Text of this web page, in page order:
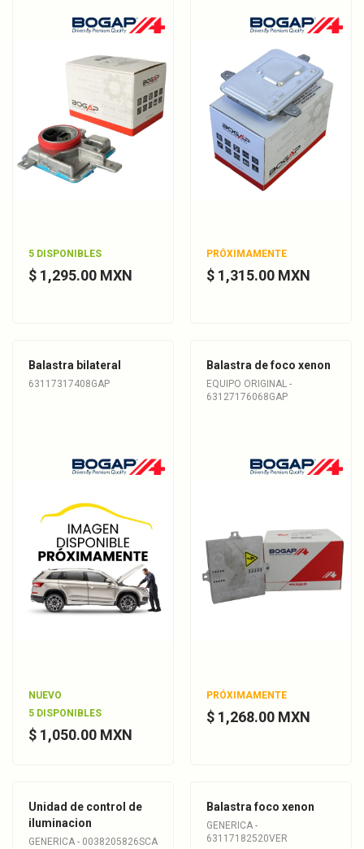
5 DISPONIBLES
$ 1,295.00 MXN
PRÓXIMAMENTE
$ 1,315.00 MXN
Balastra bilateral
63117317408GAP
NUEVO
5 DISPONIBLES
$ 1,050.00 MXN
Balastra de foco xenon
EQUIPO ORIGINAL -
63127176068GAP
PRÓXIMAMENTE
$ 1,268.00 MXN
Unidad de control de
iluminacion
GENERICA - 0038205826SCA
Balastra foco xenon
GENERICA -
63117182520VER